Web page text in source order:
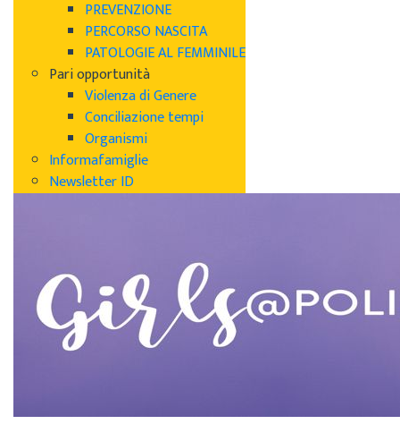
PREVENZIONE
PERCORSO NASCITA
PATOLOGIE AL FEMMINILE
Pari opportunità
Violenza di Genere
Conciliazione tempi
Organismi
Informafamiglie
Newsletter ID